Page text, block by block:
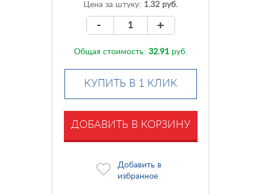
Цена за штуку: 1.32 руб.
- +
Общая стоимость:32.91 руб.
КУПИТЬ В 1 КЛИК
ДОБАВИТЬ В КОРЗИНУ
Добавить в
избранное